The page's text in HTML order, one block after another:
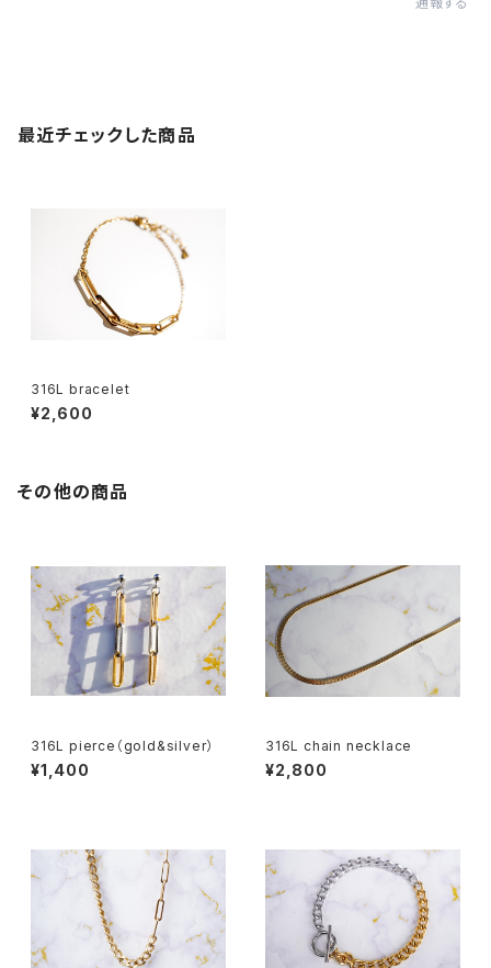
最近チェックした商品
316L bracelet
¥2,600
その他の商品
316L pierce（gold&silver）
¥1,400
316L chain necklace
¥2,800